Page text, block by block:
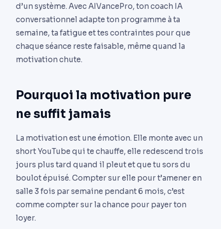
d’un système. Avec AIVancePro, ton coach IA
conversationnel adapte ton programme à ta
semaine, ta fatigue et tes contraintes pour que
chaque séance reste faisable, même quand la
motivation chute.
Pourquoi la motivation pure
ne suffit jamais
La motivation est une émotion. Elle monte avec un
short YouTube qui te chauffe, elle redescend trois
jours plus tard quand il pleut et que tu sors du
boulot épuisé. Compter sur elle pour t’amener en
salle 3 fois par semaine pendant 6 mois, c’est
comme compter sur la chance pour payer ton
loyer.